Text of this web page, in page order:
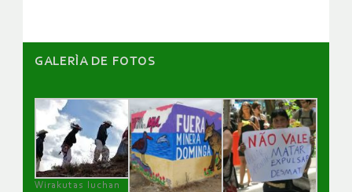
GALERÌA DE FOTOS
Wirakutas luchan